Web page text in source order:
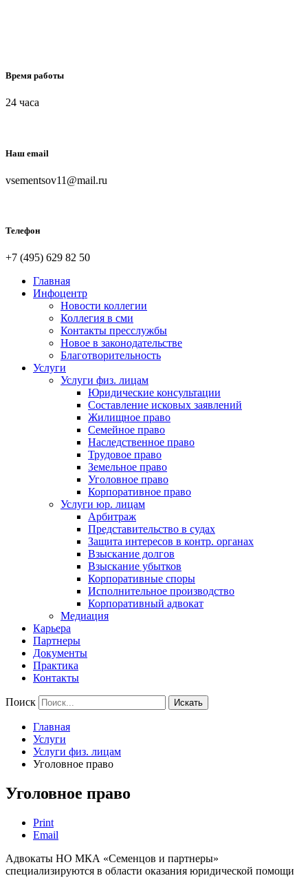
Время работы
24 часа
Наш email
vsementsov11@mail.ru
Телефон
+7 (495) 629 82 50
Главная
Инфоцентр
Новости коллегии
Коллегия в сми
Контакты пресслужбы
Новое в законодательстве
Благотворительность
Услуги
Услуги физ. лицам
Юридические консультации
Составление исковых заявлений
Жилищное право
Семейное право
Наследственное право
Трудовое право
Земельное право
Уголовное право
Корпоративное право
Услуги юр. лицам
Арбитраж
Представительство в судах
Защита интересов в контр. органах
Взыскание долгов
Взыскание убытков
Корпоративные споры
Исполнительное производство
Корпоративный адвокат
Медиация
Карьера
Партнеры
Документы
Практика
Контакты
Поиск Искать
Главная
Услуги
Услуги физ. лицам
Уголовное право
Уголовное право
Print
Email
Адвокаты НО МКА «Семенцов и партнеры»
специализируются в области оказания юридической помощи